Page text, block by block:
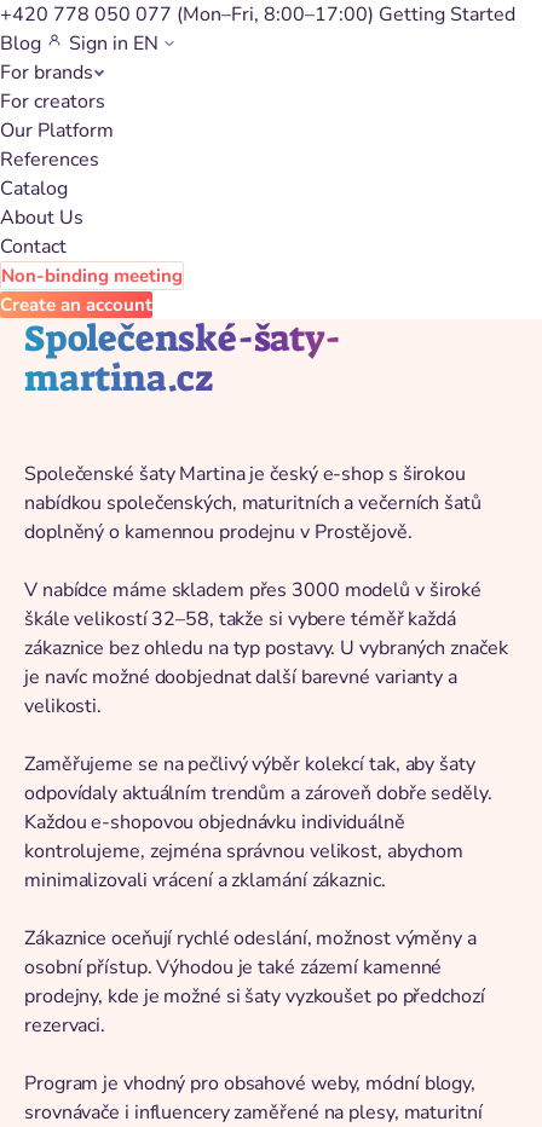
+420 778 050 077 (Mon–Fri, 8:00–17:00) Getting Started
Blog
Sign in EN
For brands
For creators
Our Platform
References
Catalog
About Us
Contact
Non-binding meeting
Create an account
Back to catalog
Společenské-šaty-
martina.cz
Společenské šaty Martina je český e-shop s širokou
nabídkou společenských, maturitních a večerních šatů
doplněný o kamennou prodejnu v Prostějově.
V nabídce máme skladem přes 3000 modelů v široké
škále velikostí 32–58, takže si vybere téměř každá
zákaznice bez ohledu na typ postavy. U vybraných značek
je navíc možné doobjednat další barevné varianty a
velikosti.
Zaměřujeme se na pečlivý výběr kolekcí tak, aby šaty
odpovídaly aktuálním trendům a zároveň dobře seděly.
Každou e-shopovou objednávku individuálně
kontrolujeme, zejména správnou velikost, abychom
minimalizovali vrácení a zklamání zákaznic.
Zákaznice oceňují rychlé odeslání, možnost výměny a
osobní přístup. Výhodou je také zázemí kamenné
prodejny, kde je možné si šaty vyzkoušet po předchozí
rezervaci.
Program je vhodný pro obsahové weby, módní blogy,
srovnávače i influencery zaměřené na plesy, maturitní